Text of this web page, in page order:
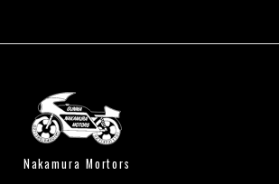
Nakamura Mortors